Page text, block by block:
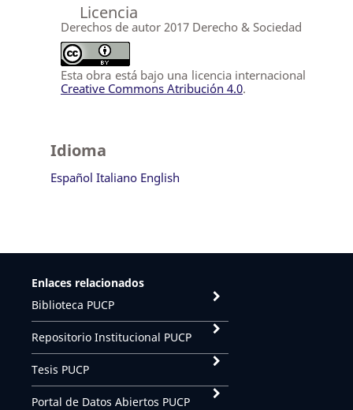
Licencia
Derechos de autor 2017 Derecho & Sociedad
Esta obra está bajo una licencia internacional
Creative Commons Atribución 4.0.
Idioma
Español Italiano English
Enlaces relacionados
Biblioteca PUCP
Repositorio Institucional PUCP
Tesis PUCP
Portal de Datos Abiertos PUCP